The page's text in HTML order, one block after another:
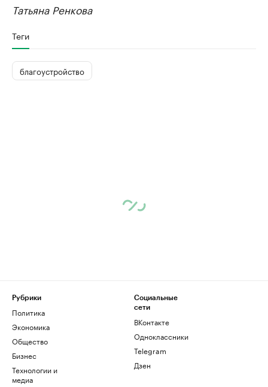
Татьяна Ренкова
Теги
благоустройство
Рубрики
Политика
Экономика
Общество
Бизнес
Технологии и
медиа
Социальные
сети
ВКонтакте
Одноклассники
Telegram
Дзен